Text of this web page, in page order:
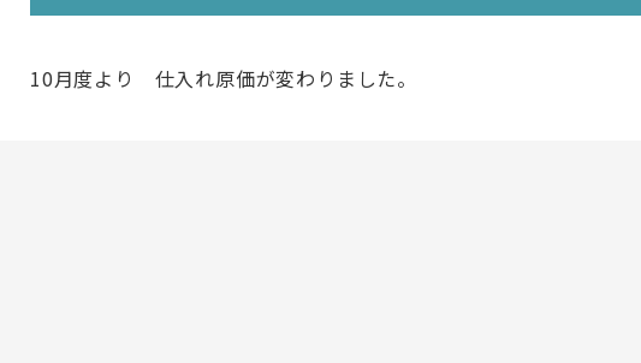
10月度より 仕入れ原価が変わりました。